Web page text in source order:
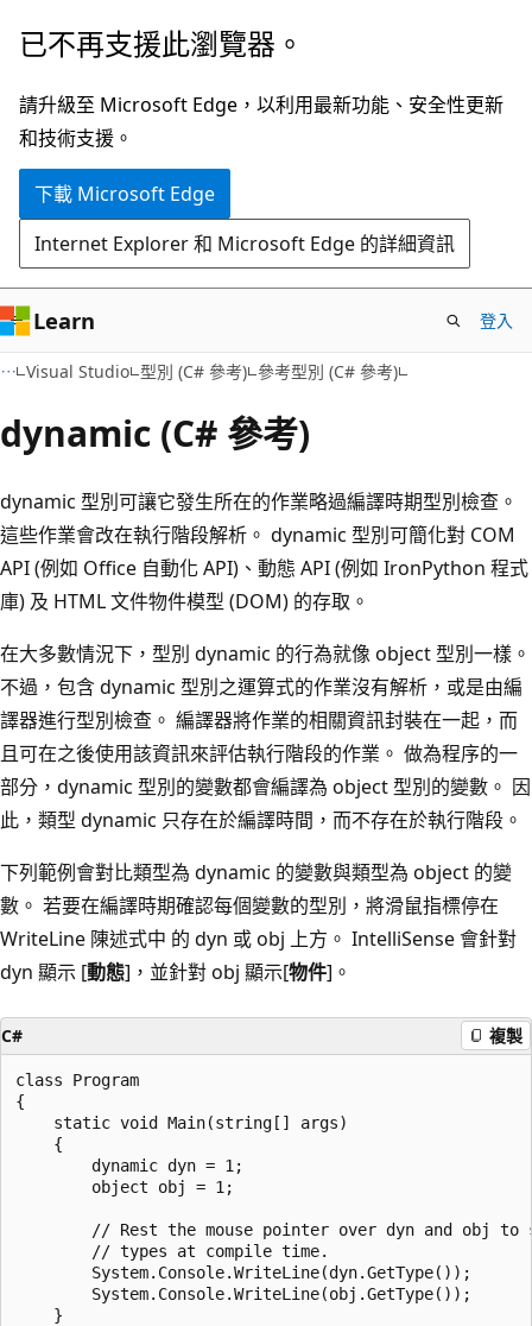
跳
主
要
內
已不再支援此瀏覽器。
請升級至 Microsoft Edge，以利用最新功能、安全性更新
和技術支援。
下載 Microsoft Edge
Internet Explorer 和 Microsoft Edge 的詳細資訊
Learn 登入
Visual Studio 型別 (C# 參考) 參考型別 (C# 參考)
dynamic (C# 參考)
dynamic 型別可讓它發生所在的作業略過編譯時期型別檢查。
這些作業會改在執行階段解析。 dynamic 型別可簡化對 COM
API (例如 Office 自動化 API)、動態 API (例如 IronPython 程式
庫) 及 HTML 文件物件模型 (DOM) 的存取。
在大多數情況下，型別 dynamic 的行為就像 object 型別一樣。
不過，包含 dynamic 型別之運算式的作業沒有解析，或是由編
譯器進行型別檢查。 編譯器將作業的相關資訊封裝在一起，而
且可在之後使用該資訊來評估執行階段的作業。 做為程序的一
部分，dynamic 型別的變數都會編譯為 object 型別的變數。 因
此，類型 dynamic 只存在於編譯時間，而不存在於執行階段。
下列範例會對比類型為 dynamic 的變數與類型為 object 的變
數。 若要在編譯時期確認每個變數的型別，將滑鼠指標停在
WriteLine 陳述式中 的 dyn 或 obj 上方。 IntelliSense 會針對
dyn 顯示 [動態]，並針對 obj 顯示[物件]。
C# 複製
class Program
{
    static void Main(string[] args)
    {
        dynamic dyn = 1;
        object obj = 1;
// Rest the mouse pointer over dyn and obj to
        // types at compile time.
        System.Console.WriteLine(dyn.GetType());
        System.Console.WriteLine(obj.GetType());
    }